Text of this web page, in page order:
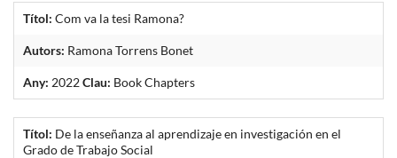
Títol: Com va la tesi Ramona?
Autors: Ramona Torrens Bonet
Any: 2022Clau: Book Chapters
Títol: De la enseñanza al aprendizaje en investigación en el
Grado de Trabajo Social